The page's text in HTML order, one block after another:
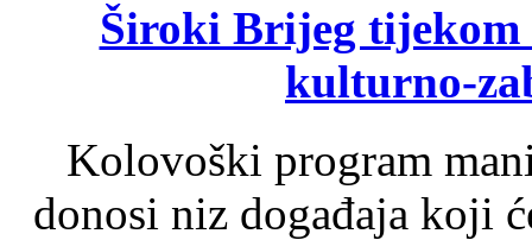
Široki Brijeg tijekom
kulturno-
Kolovoški program
donosi niz događaja koji